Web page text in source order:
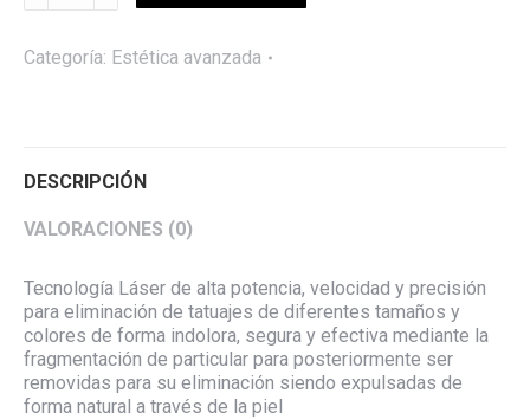
Categoría: Estética avanzada
DESCRIPCIÓN
VALORACIONES (0)
Tecnología Láser de alta potencia, velocidad y precisión
para eliminación de tatuajes de diferentes tamaños y
colores de forma indolora, segura y efectiva mediante la
fragmentación de particular para posteriormente ser
removidas para su eliminación siendo expulsadas de
forma natural a través de la piel